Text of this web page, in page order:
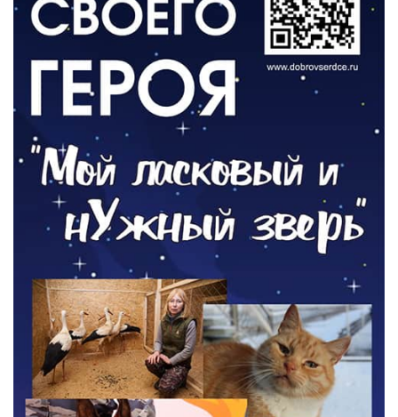
06.08.2026
Новый настил на экотропе
05.08.2026